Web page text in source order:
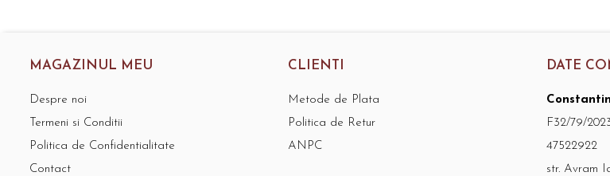
MAGAZINUL MEU
Despre noi
Termeni si Conditii
Politica de Confidentialitate
Contact
CLIENTI
Metode de Plata
Politica de Retur
ANPC
DATE
F32/79/
47522922
str. Avram